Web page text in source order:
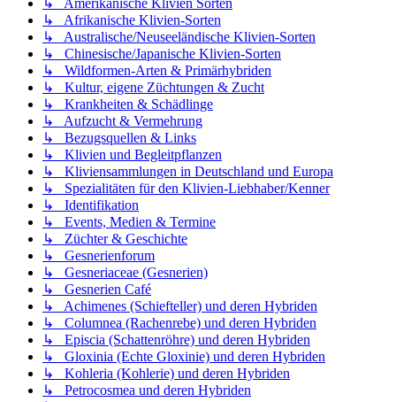
↳ Afrikanische Klivien-Sorten
↳ Australische/Neuseeländische Klivien-Sorten
↳ Chinesische/Japanische Klivien-Sorten
↳ Wildformen-Arten & Primärhybriden
↳ Kultur, eigene Züchtungen & Zucht
↳ Krankheiten & Schädlinge
↳ Aufzucht & Vermehrung
↳ Bezugsquellen & Links
↳ Klivien und Begleitpflanzen
↳ Kliviensammlungen in Deutschland und Europa
↳ Spezialitäten für den Klivien-Liebhaber/Kenner
↳ Identifikation
↳ Events, Medien & Termine
↳ Züchter & Geschichte
↳ Gesnerienforum
↳ Gesneriaceae (Gesnerien)
↳ Gesnerien Café
↳ Achimenes (Schiefteller) und deren Hybriden
↳ Columnea (Rachenrebe) und deren Hybriden
↳ Episcia (Schattenröhre) und deren Hybriden
↳ Gloxinia (Echte Gloxinie) und deren Hybriden
↳ Kohleria (Kohlerie) und deren Hybriden
↳ Petrocosmea und deren Hybriden